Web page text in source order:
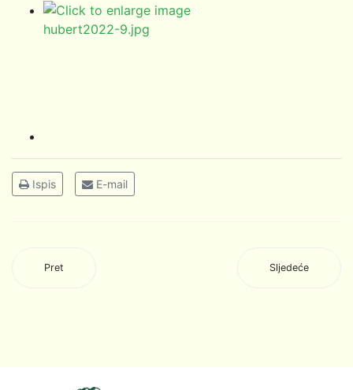
Ispis E-mail
Pret Sljedeće